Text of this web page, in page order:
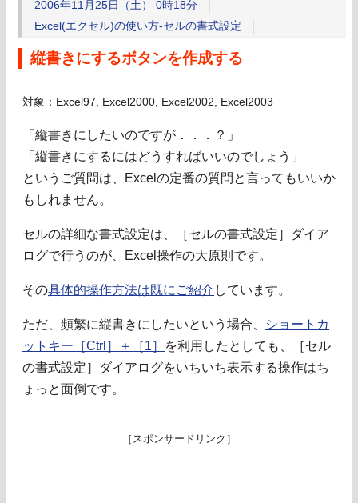
2006年11月25日（土） 0時18分
Excel(エクセル)の使い方-セルの書式設定
縦書きにするボタンを作成する
対象：Excel97, Excel2000, Excel2002, Excel2003
「縦書きにしたいのですが．．．？」
「縦書きにするにはどうすればいいのでしょう」
というご質問は、Excelの定番の質問と言ってもいいか
もしれません。
セルの詳細な書式設定は、［セルの書式設定］ダイア
ログで行うのが、Excel操作の大原則です。
その具体的操作方法は既にご紹介 しています。
ただ、頻繁に縦書きにしたいという場合、
ショートカ
ットキー［Ctrl］＋［1］
を利用したとしても、［セル
の書式設定］ダイアログをいちいち表示する操作はち
ょっと面倒です。
［スポンサードリンク］